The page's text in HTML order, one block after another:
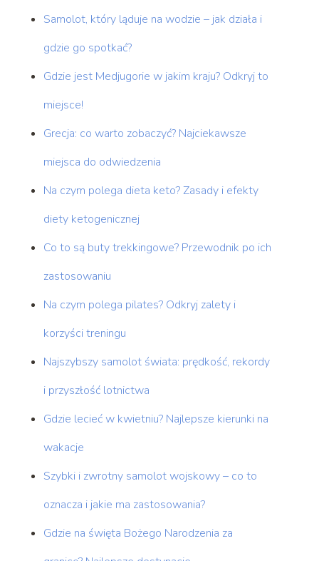
Samolot, który ląduje na wodzie – jak działa i
gdzie go spotkać?
Gdzie jest Medjugorie w jakim kraju? Odkryj to
miejsce!
Grecja: co warto zobaczyć? Najciekawsze
miejsca do odwiedzenia
Na czym polega dieta keto? Zasady i efekty
diety ketogenicznej
Co to są buty trekkingowe? Przewodnik po ich
zastosowaniu
Na czym polega pilates? Odkryj zalety i
korzyści treningu
Najszybszy samolot świata: prędkość, rekordy
i przyszłość lotnictwa
Gdzie lecieć w kwietniu? Najlepsze kierunki na
wakacje
Szybki i zwrotny samolot wojskowy – co to
oznacza i jakie ma zastosowania?
Gdzie na święta Bożego Narodzenia za